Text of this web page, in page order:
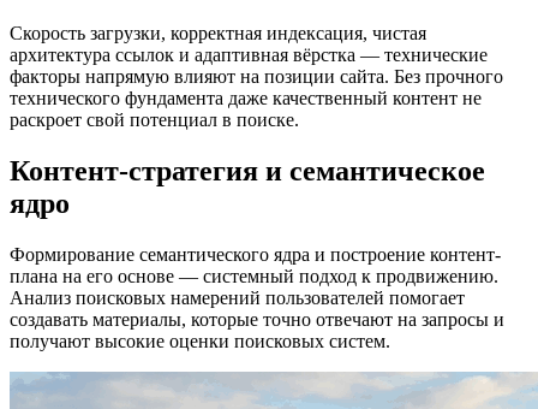
Скорость загрузки, корректная индексация, чистая
архитектура ссылок и адаптивная вёрстка — технические
факторы напрямую влияют на позиции сайта. Без прочного
технического фундамента даже качественный контент не
раскроет свой потенциал в поиске.
Контент-стратегия и семантическое
ядро
Формирование семантического ядра и построение контент-
плана на его основе — системный подход к продвижению.
Анализ поисковых намерений пользователей помогает
создавать материалы, которые точно отвечают на запросы и
получают высокие оценки поисковых систем.